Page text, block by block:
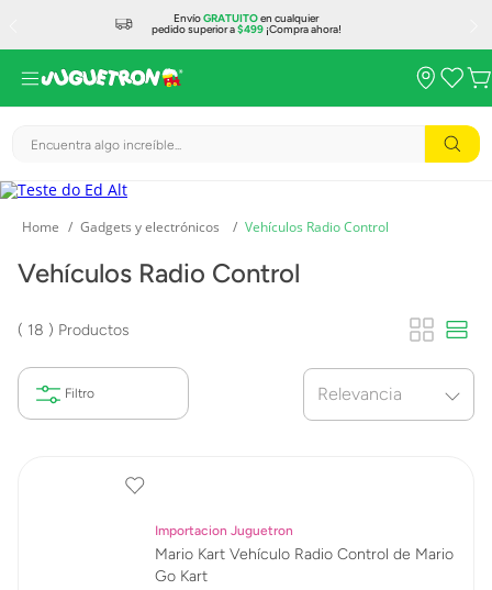
EnvíoGRATUITOen cualquier
pedido superior a$499¡Compra ahora!
Encuentra algo increíble...
Gadgets y electrónicos Vehículos Radio Control
Vehículos Radio Control
18 Productos
Relevancia
Importacion Juguetron
Mario Kart Vehículo Radio Control de Mario
Go Kart